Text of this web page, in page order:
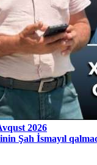
2026
Şah İsmayıl